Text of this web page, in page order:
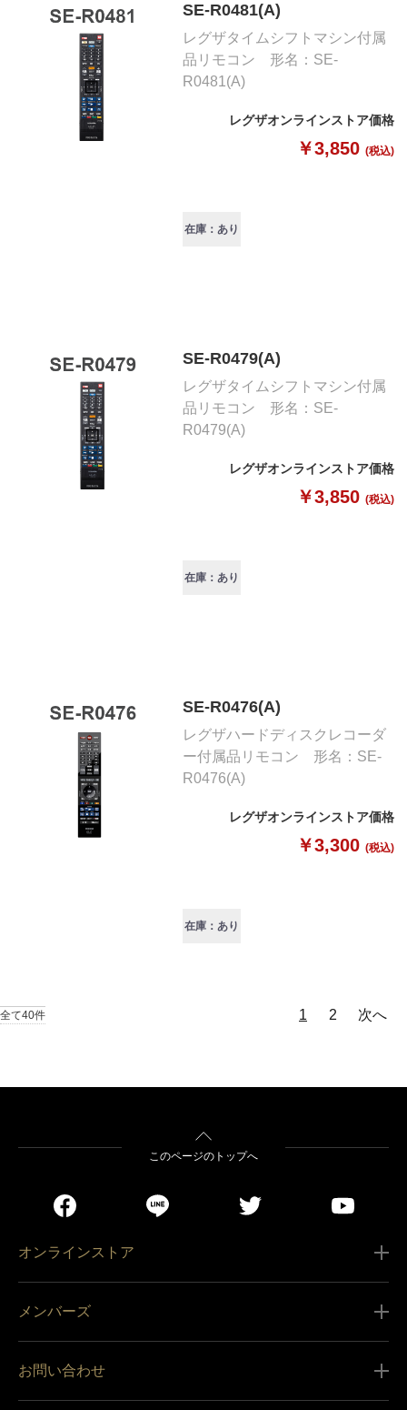
SE-R0481(A)
レグザタイムシフトマシン付属
品リモコン 形名：SE-
R0481(A)
レグザオンラインストア価格
￥3,850 (税込)
在庫：あり
SE-R0479(A)
レグザタイムシフトマシン付属
品リモコン 形名：SE-
R0479(A)
レグザオンラインストア価格
￥3,850 (税込)
在庫：あり
SE-R0476(A)
レグザハードディスクレコーダ
ー付属品リモコン 形名：SE-
R0476(A)
レグザオンラインストア価格
￥3,300 (税込)
在庫：あり
全て40件 1 2 次へ
このページのトップへ
オンラインストア
メンバーズ
会員規約
お問い合わせ